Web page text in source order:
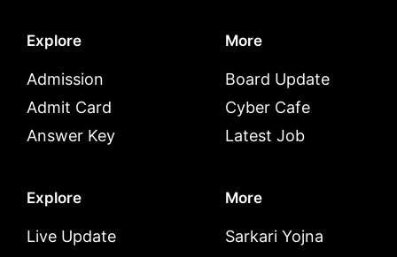
Explore
Admission
Admit Card
Answer Key
More
Board Update
Cyber Cafe
Latest Job
Explore
Live Update
More
Sarkari Yojna